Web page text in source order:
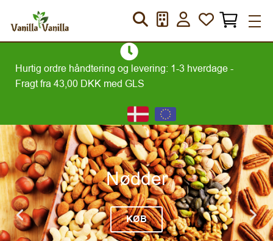
Hurtig ordre håndtering og levering: 1-3 hverdage -
Fragt fra 43,00 DKK med GLS
Slider
Nødder
KØB